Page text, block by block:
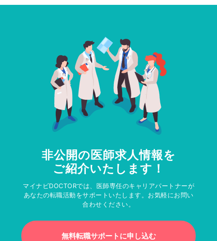
非公開の医師求人情報を
ご紹介いたします！
マイナビDOCTORでは、医師専任のキャリアパートナーが
あなたの転職活動をサポートいたします。お気軽にお問い
合わせください。
無料転職サポートに申し込む